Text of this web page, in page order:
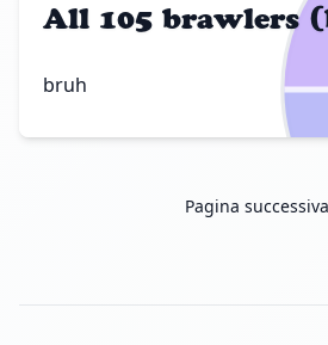
All 105 brawlers
bruh
Pagina